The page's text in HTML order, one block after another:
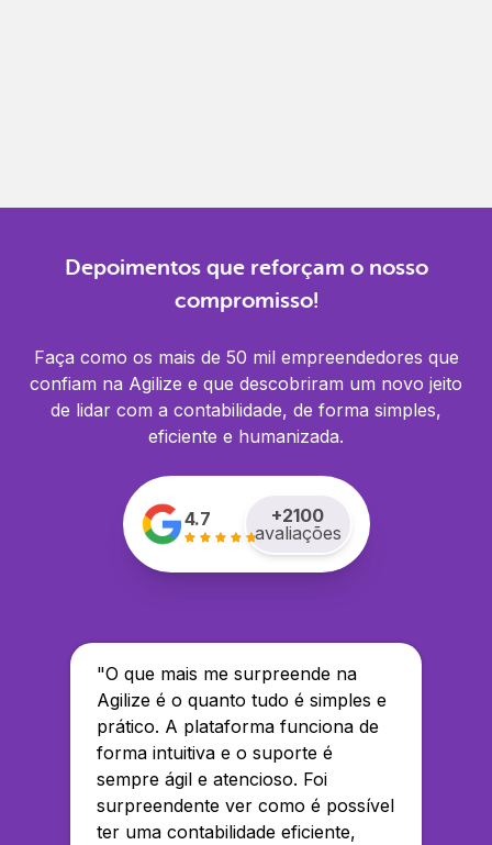
Depoimentos que reforçam o nosso
compromisso!
Faça como os mais de 50 mil empreendedores que
confiam na Agilize e que descobriram um novo jeito
de lidar com a contabilidade, de forma simples,
eficiente e humanizada.
4.7 +2100
avaliações
"O que mais me surpreende na
Agilize é o quanto tudo é simples e
prático. A plataforma funciona de
forma intuitiva e o suporte é
sempre ágil e atencioso. Foi
surpreendente ver como é possível
ter uma contabilidade eficiente,